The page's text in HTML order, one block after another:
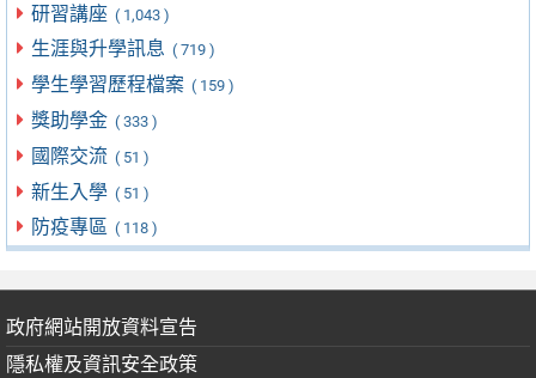
研習講座 ( 1,043 )
生涯與升學訊息 ( 719 )
學生學習歷程檔案 ( 159 )
獎助學金 ( 333 )
國際交流 ( 51 )
新生入學 ( 51 )
防疫專區 ( 118 )
政府網站開放資料宣告
隱私權及資訊安全政策